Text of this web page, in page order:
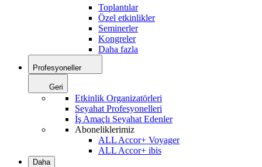
Toplantılar
Özel etkinlikler
Seminerler
Kongreler
Daha fazla
Profesyoneller
Geri
Etkinlik Organizatörleri
Seyahat Profesyonelleri
İş Amaçlı Seyahat Edenler
Aboneliklerimiz
ALL Accor+ Voyager
ALL Accor+ ibis
Daha